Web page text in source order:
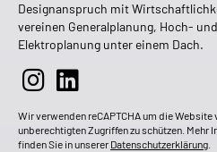
Designanspruch mit
vereinen Generalplanung, Hoch-
Elektroplanung unter einem Dach.
Wir verwenden reCAPTCHA um die Website
unberechtigten Zugriffen zu schützen. Mehr
finden Sie in unserer Datenschutzerklärung